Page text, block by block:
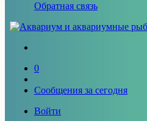
Обратная связь
0
Сообщения за сегодня
Войти